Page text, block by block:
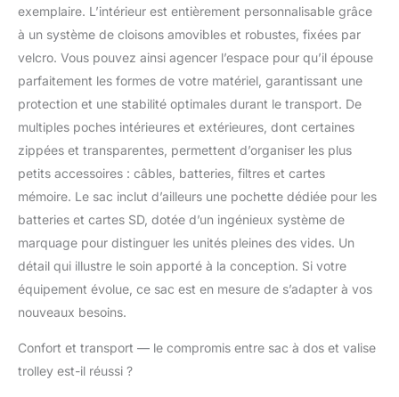
plusieurs poches internes pour les
accessoires et d'une poche extérieure
zippée pour un accès facile aux articles
fréquemment utilisés. Deux poches
latérales peuvent contenir des bouteilles
d'eau ou des trépieds Artisanat de qualité :
le sac à dos est fabriqué en tissu PU
qualité, résistant aux rayures, à l'usure et
aux taches. Il est doté de fermetures éclair
YKK pour plus de durabilité et de sécurité,
de sangles pour accessoires
d’une poche AirTag cachée pour plus de
sécurité
exemplaire. L’intérieur est entièrement personnalisable grâce
à un système de cloisons amovibles et robustes, fixées par
velcro. Vous pouvez ainsi agencer l’espace pour qu’il épouse
parfaitement les formes de votre matériel, garantissant une
protection et une stabilité optimales durant le transport. De
multiples poches intérieures et extérieures, dont certaines
zippées et transparentes, permettent d’organiser les plus
petits accessoires : câbles, batteries, filtres et cartes
mémoire. Le sac inclut d’ailleurs une pochette dédiée pour les
batteries et cartes SD, dotée d’un ingénieux système de
marquage pour distinguer les unités pleines des vides. Un
détail qui illustre le soin apporté à la conception. Si votre
équipement évolue, ce sac est en mesure de s’adapter à vos
nouveaux besoins.
Confort et transport — le compromis entre sac à dos et valise
trolley est-il réussi ?